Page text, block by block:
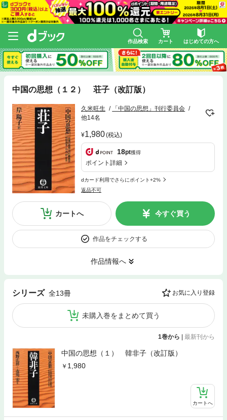
作品検索 カート はじめての方へ
中国の思想（１２） 荘子（改訂版）
久米旺生
「中国の思想」刊行委員会
他14名
1,980(税込)
18pt獲得
ポイント詳細
dカード利用でさらにポイント+2%
返品不可
カートへ 今すぐ買う
作品をチェックする
作品情報へ
シリーズ 全13冊 お気に入り登録
未購入巻をまとめて買う
1巻から | 最新刊から
中国の思想（１） 韓非子（改訂版）
1,980
カートへ